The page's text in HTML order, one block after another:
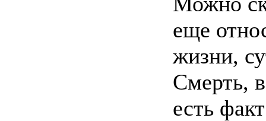
еще
жизни,
Смерть,
есть